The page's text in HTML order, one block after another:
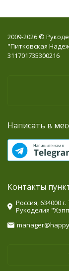
2009-2026 ©
"Питковская
311701735300216
Написать в
Контакты
Россия, 634000
Рукоделия